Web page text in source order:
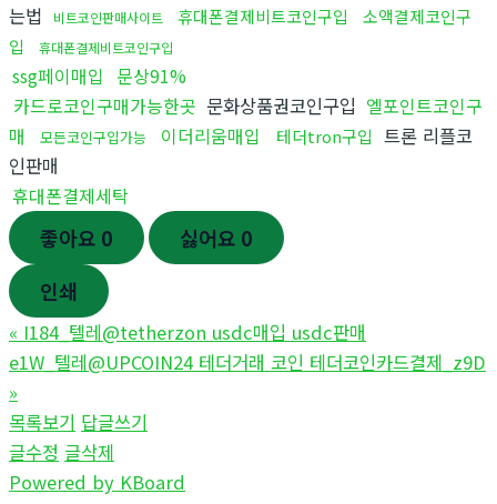
는법
비트코인판매사이트 휴대폰결제비트코인구입
소액결제코인구
입
휴대폰결제비트코인구입
ssg페이매입 문상91%
카드로코인구매가능한곳 문화상품권코인구입 엘포인트코인구
매
모든코인구입가능 이더리움매입 테더tron구입 트론 리플코
인판매
휴대폰결제세탁
좋아요 0 싫어요 0
인쇄
« I184_텔레@tetherzon usdc매입 usdc판매
e1W_텔레@UPCOIN24 테더거래 코인 테더코인카드결제_z9D
»
목록보기 답글쓰기
글수정 글삭제
Powered by KBoard